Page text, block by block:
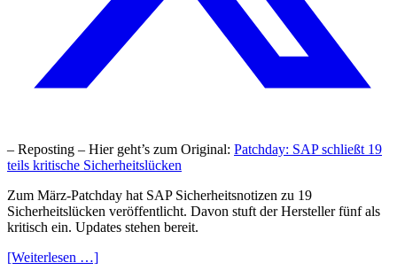
– Reposting – Hier geht’s zum Original: Patchday: SAP schließt 19
teils kritische Sicherheitslücken
Zum März-Patchday hat SAP Sicherheitsnotizen zu 19
Sicherheitslücken veröffentlicht. Davon stuft der Hersteller fünf als
kritisch ein. Updates stehen bereit.
[Weiterlesen …]